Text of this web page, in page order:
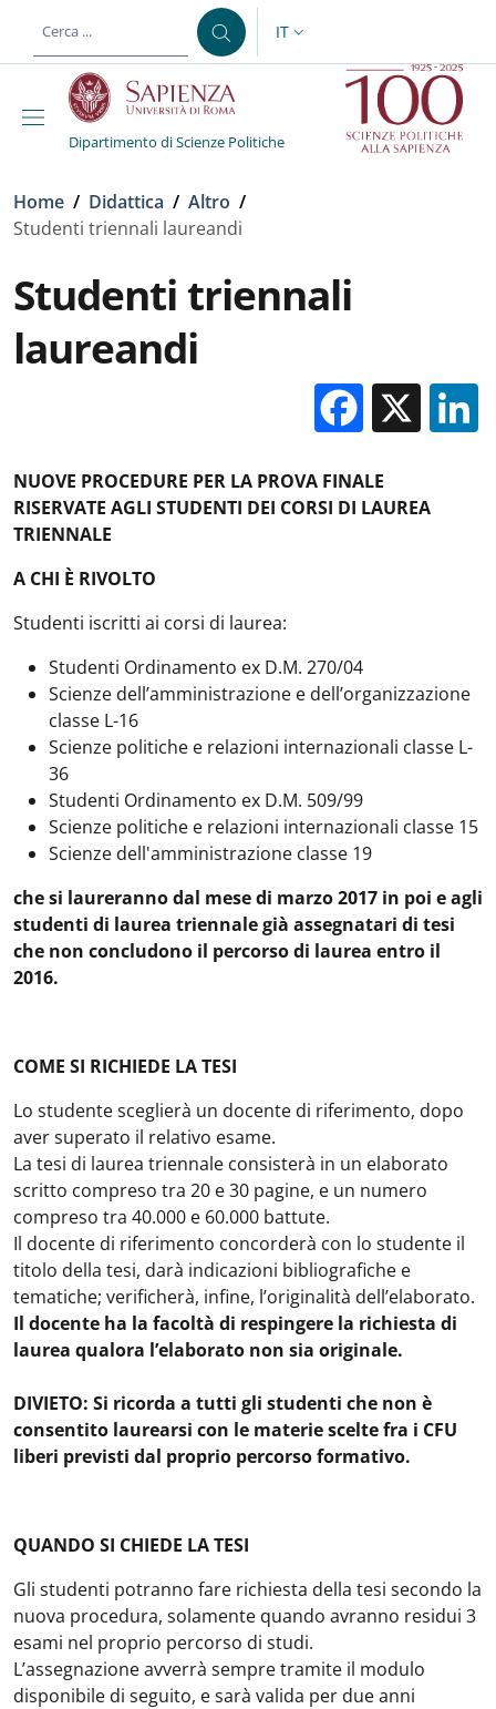
al contenuto principale
SELETTORE LINGUA:
IT
Dipartimento di Scienze Politiche
Briciole di pane
Home / Didattica / Altro /
Studenti triennali laureandi
Studenti triennali
laureandi
X
NUOVE PROCEDURE PER LA PROVA FINALE
RISERVATE AGLI STUDENTI DEI CORSI DI LAUREA
TRIENNALE
A CHI È RIVOLTO
Studenti iscritti ai corsi di laurea:
Studenti Ordinamento ex D.M. 270/04
Scienze dell’amministrazione e dell’organizzazione
classe L-16
Scienze politiche e relazioni internazionali classe L-
36
Studenti Ordinamento ex D.M. 509/99
Scienze politiche e relazioni internazionali classe 15
Scienze dell'amministrazione classe 19
che si laureranno dal mese di marzo 2017 in poi e agli
studenti di laurea triennale già assegnatari di tesi
che non concludono il percorso di laurea entro il
2016.
COME SI RICHIEDE LA TESI
Lo studente sceglierà un docente di riferimento, dopo
aver superato il relativo esame.
La tesi di laurea triennale consisterà in un elaborato
scritto compreso tra 20 e 30 pagine, e un numero
compreso tra 40.000 e 60.000 battute.
Il docente di riferimento concorderà con lo studente il
titolo della tesi, darà indicazioni bibliografiche e
tematiche; verificherà, infine, l’originalità dell’elaborato.
Il docente ha la facoltà di respingere la richiesta di
laurea qualora l’elaborato non sia originale.
DIVIETO: Si ricorda a tutti gli studenti che non è
consentito laurearsi con le materie scelte fra i CFU
liberi previsti dal proprio percorso formativo.
QUANDO SI CHIEDE LA TESI
Gli studenti potranno fare richiesta della tesi secondo la
nuova procedura, solamente quando avranno residui 3
esami nel proprio percorso di studi.
L’assegnazione avverrà sempre tramite il modulo
disponibile di seguito, e sarà valida per due anni